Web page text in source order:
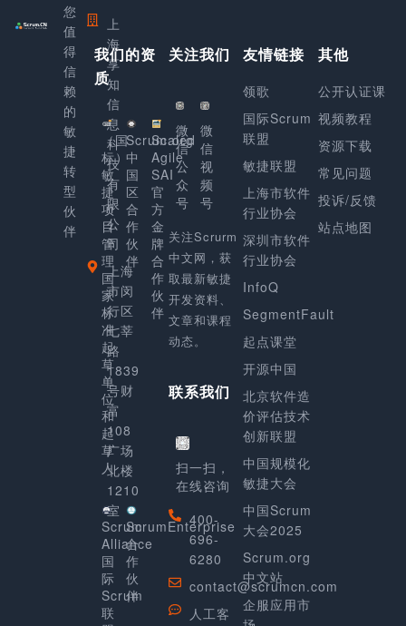
您
值
得
信
赖
的
敏
捷
转
型
伙
伴
上
海
享
知
信
息
科
技
有
限
公
司
上海
市闵
行区
七莘
路
1839
号财
富
108
广场
北楼
1210
室
我们的资
质
（国
标）
敏
捷
项
目
管
理
国
家
标
准
起
草
单
位
和
起
草
人
Scrum.org
中
国
区
合
作
伙
伴
Scaled
Agile
SAI
官
方
金
牌
合
作
伙
伴
Scrum
Alliance
国
际
Scrum
联
ScrumEnterprise
合
作
伙
伴
关注我们
微
信
公
众
号
微
信
视
频
号
关注Scrurm
中文网，获
取最新敏捷
开发资料、
文章和课程
动态。
联系我们
扫一扫，
在线咨询
400-
696-
6280
contact@scrumcn.com
人工客
友情链接
领歌
国际Scrum
联盟
敏捷联盟
上海市软件
行业协会
深圳市软件
行业协会
InfoQ
SegmentFault
起点课堂
开源中国
北京软件造
价评估技术
创新联盟
中国规模化
敏捷大会
中国Scrum
大会2025
Scrum.org
中文站
企服应用市
其他
公开认证课
视频教程
资源下载
常见问题
投诉/反馈
站点地图